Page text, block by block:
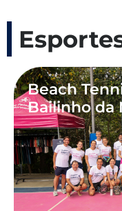
Beach
Bailinho da